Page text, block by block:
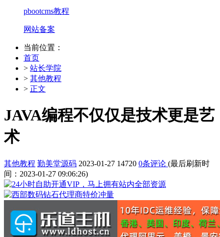
pbootcms教程
网站备案
当前位置：
首页
> 站长学院
> 其他教程
> 正文
JAVA编程不仅仅是技术更是艺
术
其他教程 勤美堂源码 2023-01-27 14720 0条评论 (最后刷新时
间：2023-01-27 09:06:26)